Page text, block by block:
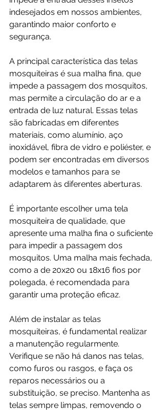
indesejados em nossos ambientes,
garantindo maior conforto e
segurança.
A principal característica das telas
mosquiteiras é sua malha fina, que
impede a passagem dos mosquitos,
mas permite a circulação do ar e a
entrada de luz natural. Essas telas
são fabricadas em diferentes
materiais, como alumínio, aço
inoxidável, fibra de vidro e poliéster, e
podem ser encontradas em diversos
modelos e tamanhos para se
adaptarem às diferentes aberturas.
É importante escolher uma tela
mosquiteira de qualidade, que
apresente uma malha fina o suficiente
para impedir a passagem dos
mosquitos. Uma malha mais fechada,
como a de 20x20 ou 18x16 fios por
polegada, é recomendada para
garantir uma proteção eficaz.
Além de instalar as telas
mosquiteiras, é fundamental realizar
a manutenção regularmente.
Verifique se não há danos nas telas,
como furos ou rasgos, e faça os
reparos necessários ou a
substituição, se preciso. Mantenha as
telas sempre limpas, removendo o